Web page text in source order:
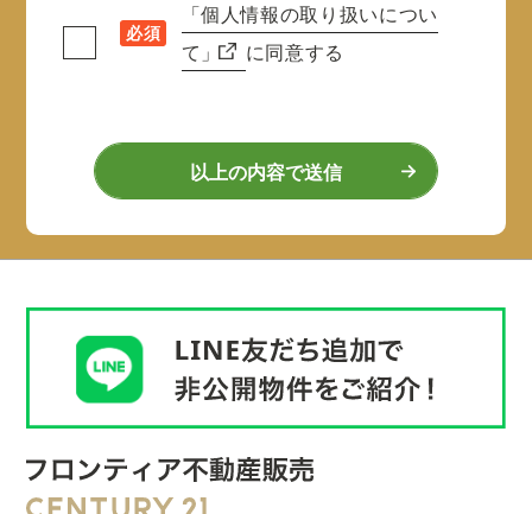
必須
「個人情報の取り扱いについ
て」
に同意する
以上の内容で送信